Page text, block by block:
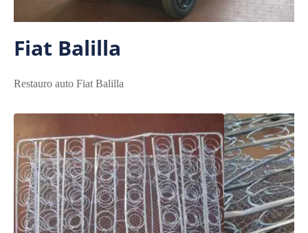
Fiat Balilla
Restauro auto Fiat Balilla